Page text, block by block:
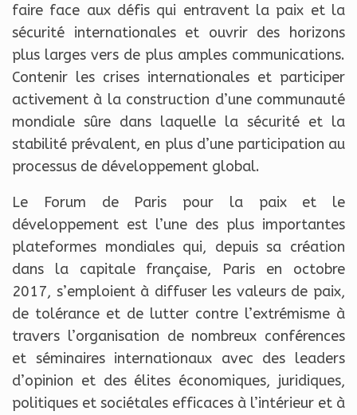
faire face aux défis qui entravent la paix et la
sécurité internationales et ouvrir des horizons
plus larges vers de plus amples communications.
Contenir les crises internationales et participer
activement à la construction d’une communauté
mondiale sûre dans laquelle la sécurité et la
stabilité prévalent, en plus d’une participation au
processus de développement global.
Le Forum de Paris pour la paix et le
développement est l’une des plus importantes
plateformes mondiales qui, depuis sa création
dans la capitale française, Paris en octobre
2017, s’emploient à diffuser les valeurs de paix,
de tolérance et de lutter contre l’extrémisme à
travers l’organisation de nombreux conférences
et séminaires internationaux avec des leaders
d’opinion et des élites économiques, juridiques,
politiques et sociétales efficaces à l’intérieur et à